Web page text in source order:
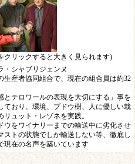
クリックすると大きく見られます)
シャブリジェンヌ
生産者協同組合で、現在の組合員は約32
とテロワールの表現を大切にする」事を
ており、環境、ブドウ樹、人に優しい栽
リュット・レゾネを実践。
ウをワイナリーまでの輸送中に劣化させ
ストの状態でしか輸送しない等、徹底し
現在の名声を築いています